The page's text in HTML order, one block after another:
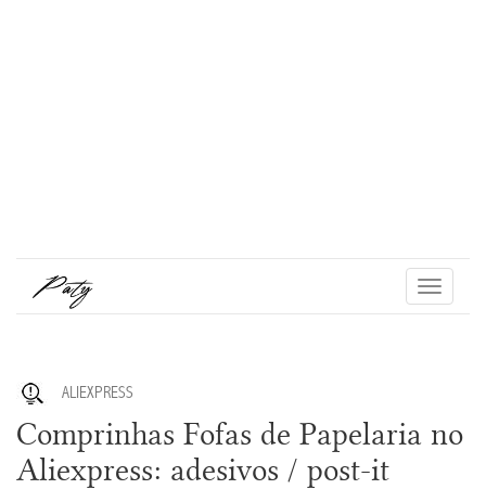
Toggle
ALIEXPRESS
Comprinhas Fofas de Papelaria no
Aliexpress: adesivos / post-it